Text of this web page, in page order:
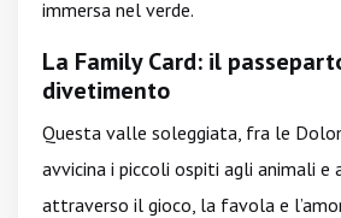
immersa nel verde.
La Family Card: il
divetimento
Questa valle soleggiata, fra le
avvicina i piccoli ospiti agli animali e
attraverso il gioco, la favola e